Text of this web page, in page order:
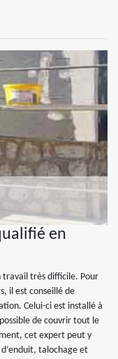
en
travail très difficile. Pour
il est conseillé de
Celui-ci est installé à
de couvrir tout le
cet expert peut y
talochage et